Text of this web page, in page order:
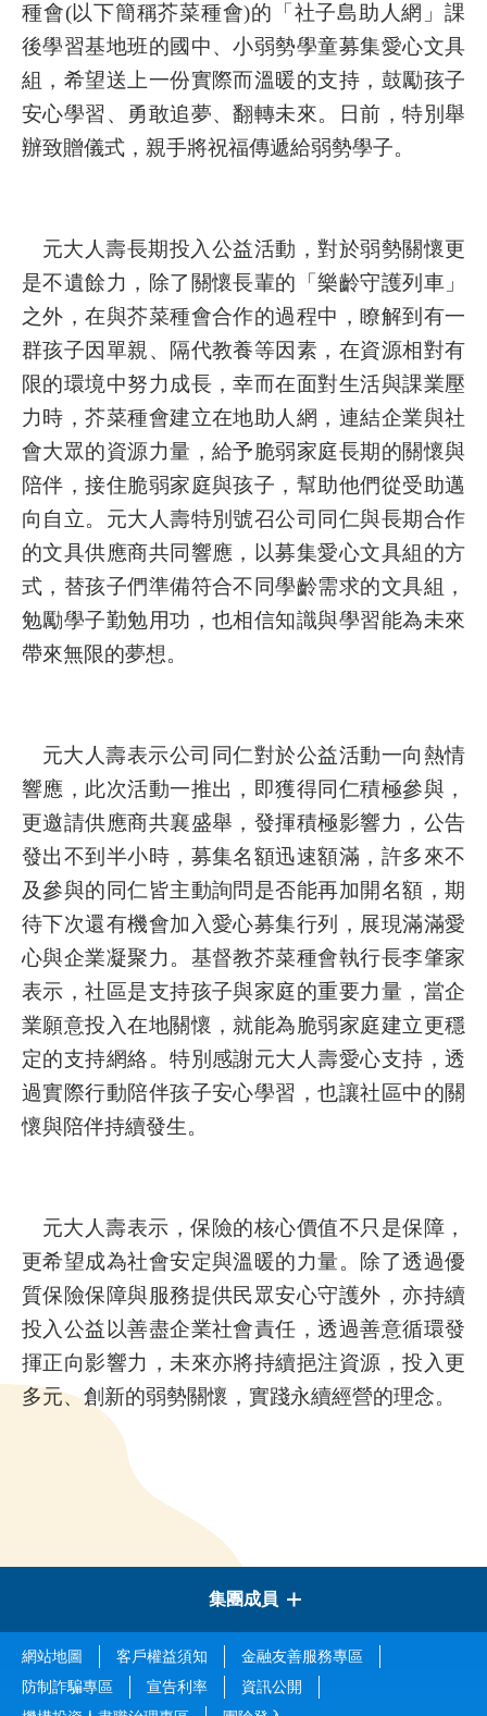
種會(以下簡稱芥菜種會)的「社子島助人網」課
後學習基地班的國中、小弱勢學童募集愛心文具
組，希望送上一份實際而溫暖的支持，鼓勵孩子
安心學習、勇敢追夢、翻轉未來。日前，特別舉
辦致贈儀式，親手將祝福傳遞給弱勢學子。
元大人壽長期投入公益活動，對於弱勢關懷更
是不遺餘力，除了關懷長輩的「樂齡守護列車」
之外，在與芥菜種會合作的過程中，瞭解到有一
群孩子因單親、隔代教養等因素，在資源相對有
限的環境中努力成長，幸而在面對生活與課業壓
力時，芥菜種會建立在地助人網，連結企業與社
會大眾的資源力量，給予脆弱家庭長期的關懷與
陪伴，接住脆弱家庭與孩子，幫助他們從受助邁
向自立。元大人壽特別號召公司同仁與長期合作
的文具供應商共同響應，以募集愛心文具組的方
式，替孩子們準備符合不同學齡需求的文具組，
勉勵學子勤勉用功，也相信知識與學習能為未來
帶來無限的夢想。
元大人壽表示公司同仁對於公益活動一向熱情
響應，此次活動一推出，即獲得同仁積極參與，
更邀請供應商共襄盛舉，發揮積極影響力，公告
發出不到半小時，募集名額迅速額滿，許多來不
及參與的同仁皆主動詢問是否能再加開名額，期
待下次還有機會加入愛心募集行列，展現滿滿愛
心與企業凝聚力。基督教芥菜種會執行長李肇家
表示，社區是支持孩子與家庭的重要力量，當企
業願意投入在地關懷，就能為脆弱家庭建立更穩
定的支持網絡。特別感謝元大人壽愛心支持，透
過實際行動陪伴孩子安心學習，也讓社區中的關
懷與陪伴持續發生。
元大人壽表示，保險的核心價值不只是保障，
更希望成為社會安定與溫暖的力量。除了透過優
質保險保障與服務提供民眾安心守護外，亦持續
投入公益以善盡企業社會責任，透過善意循環發
揮正向影響力，未來亦將持續挹注資源，投入更
多元、創新的弱勢關懷，實踐永續經營的理念。
集團成員
元大金控
網站地圖 客戶權益須知
金融友善服務專區
防制詐騙專區
宣告利率
資訊公開